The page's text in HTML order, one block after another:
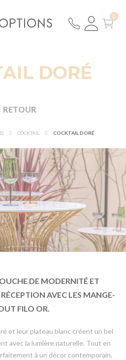
DORÉ
RETOUR
COCKTAIL COCKTAIL DORÉ
DE MODERNITÉ ET
AVEC LES MANGE-
FILO OR.
et leur plateau blanc créent un bel
avec la lumière naturelle. Tout en
à un décor contemporain,